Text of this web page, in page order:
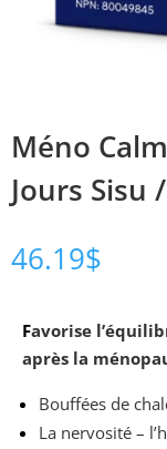
Méno
Jours Sisu
46.19$
Favorise
après la
Bouffées de
La nervosité –